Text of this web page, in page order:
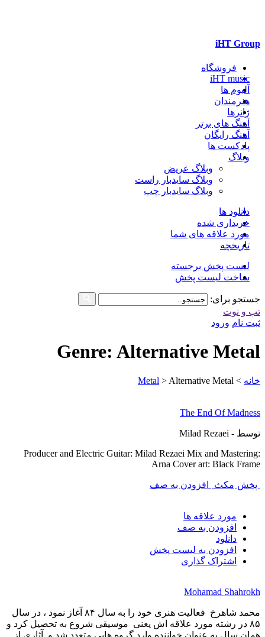
iHT Group
فروشگاه
iHT music
آلبوم ها
هنرمندان
ژانرها
آهنگ های برتر
آهنگ رایگان
پادکست ها
وبلاگ
وبلاگ عریض
وبلاگ سایدبار راست
وبلاگ سایدبار چپ
دانلود ها
خریداری شده
مورد علاقه های شما
تاریخچه
لیست پخش برجسته
ساخت لیست پخش
جستجو برای:
تب و نوت
ثبت نام ورود
Genre: Alternative Metal
خانه >
Metal >Alternative Metal
The End Of Madness
توسط - Milad Rezaei
Producer and Electric Guitar: Milad Rezaei Mix and Mastering:
Arna Cover art: Black Frame
پخش مکث افزودن به صف
مورد علاقه ها
افزودن به صف
دانلود
افزودن به لیست پخش
اشتراک گذاری
Mohamad Shahrokh
محمد شاهرخ فعالیت هنری خود را به سال ۸۴ آغاز نمود ، در سال
۸۵ در رشته مورد علاقه اش یعنی موسیقی شروع به تحصیل کرد و